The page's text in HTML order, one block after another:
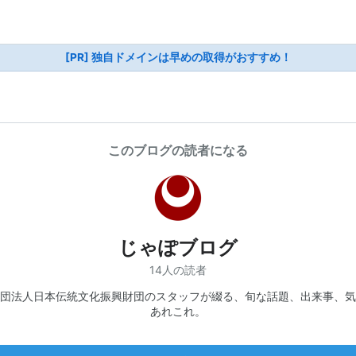
[PR] 独自ドメインは早めの取得がおすすめ！
このブログの読者になる
じゃぽブログ
14人の読者
法人日本伝統文化振興財団のスタッフが綴る、旬な話題、出来事、
あれこれ。